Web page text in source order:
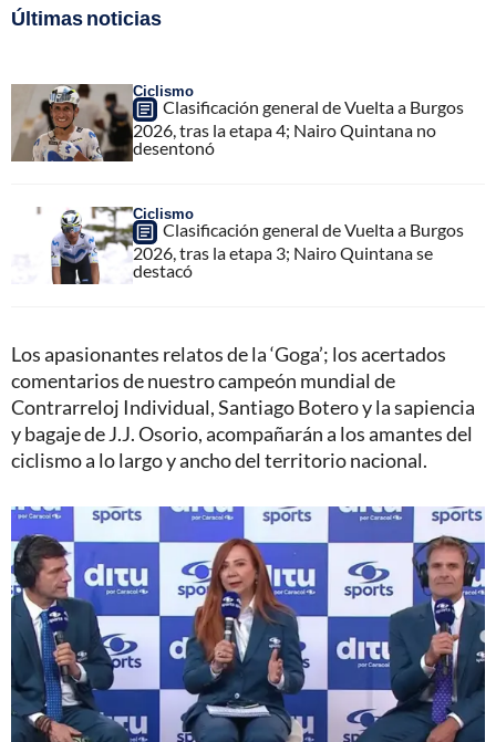
Últimas noticias
Ciclismo
Clasificación general de Vuelta a Burgos
2026, tras la etapa 4; Nairo Quintana no
desentonó
Ciclismo
Clasificación general de Vuelta a Burgos
2026, tras la etapa 3; Nairo Quintana se
destacó
Los apasionantes relatos de la ‘Goga’; los acertados
comentarios de nuestro campeón mundial de
Contrarreloj Individual, Santiago Botero y la sapiencia
y bagaje de J.J. Osorio, acompañarán a los amantes del
ciclismo a lo largo y ancho del territorio nacional.